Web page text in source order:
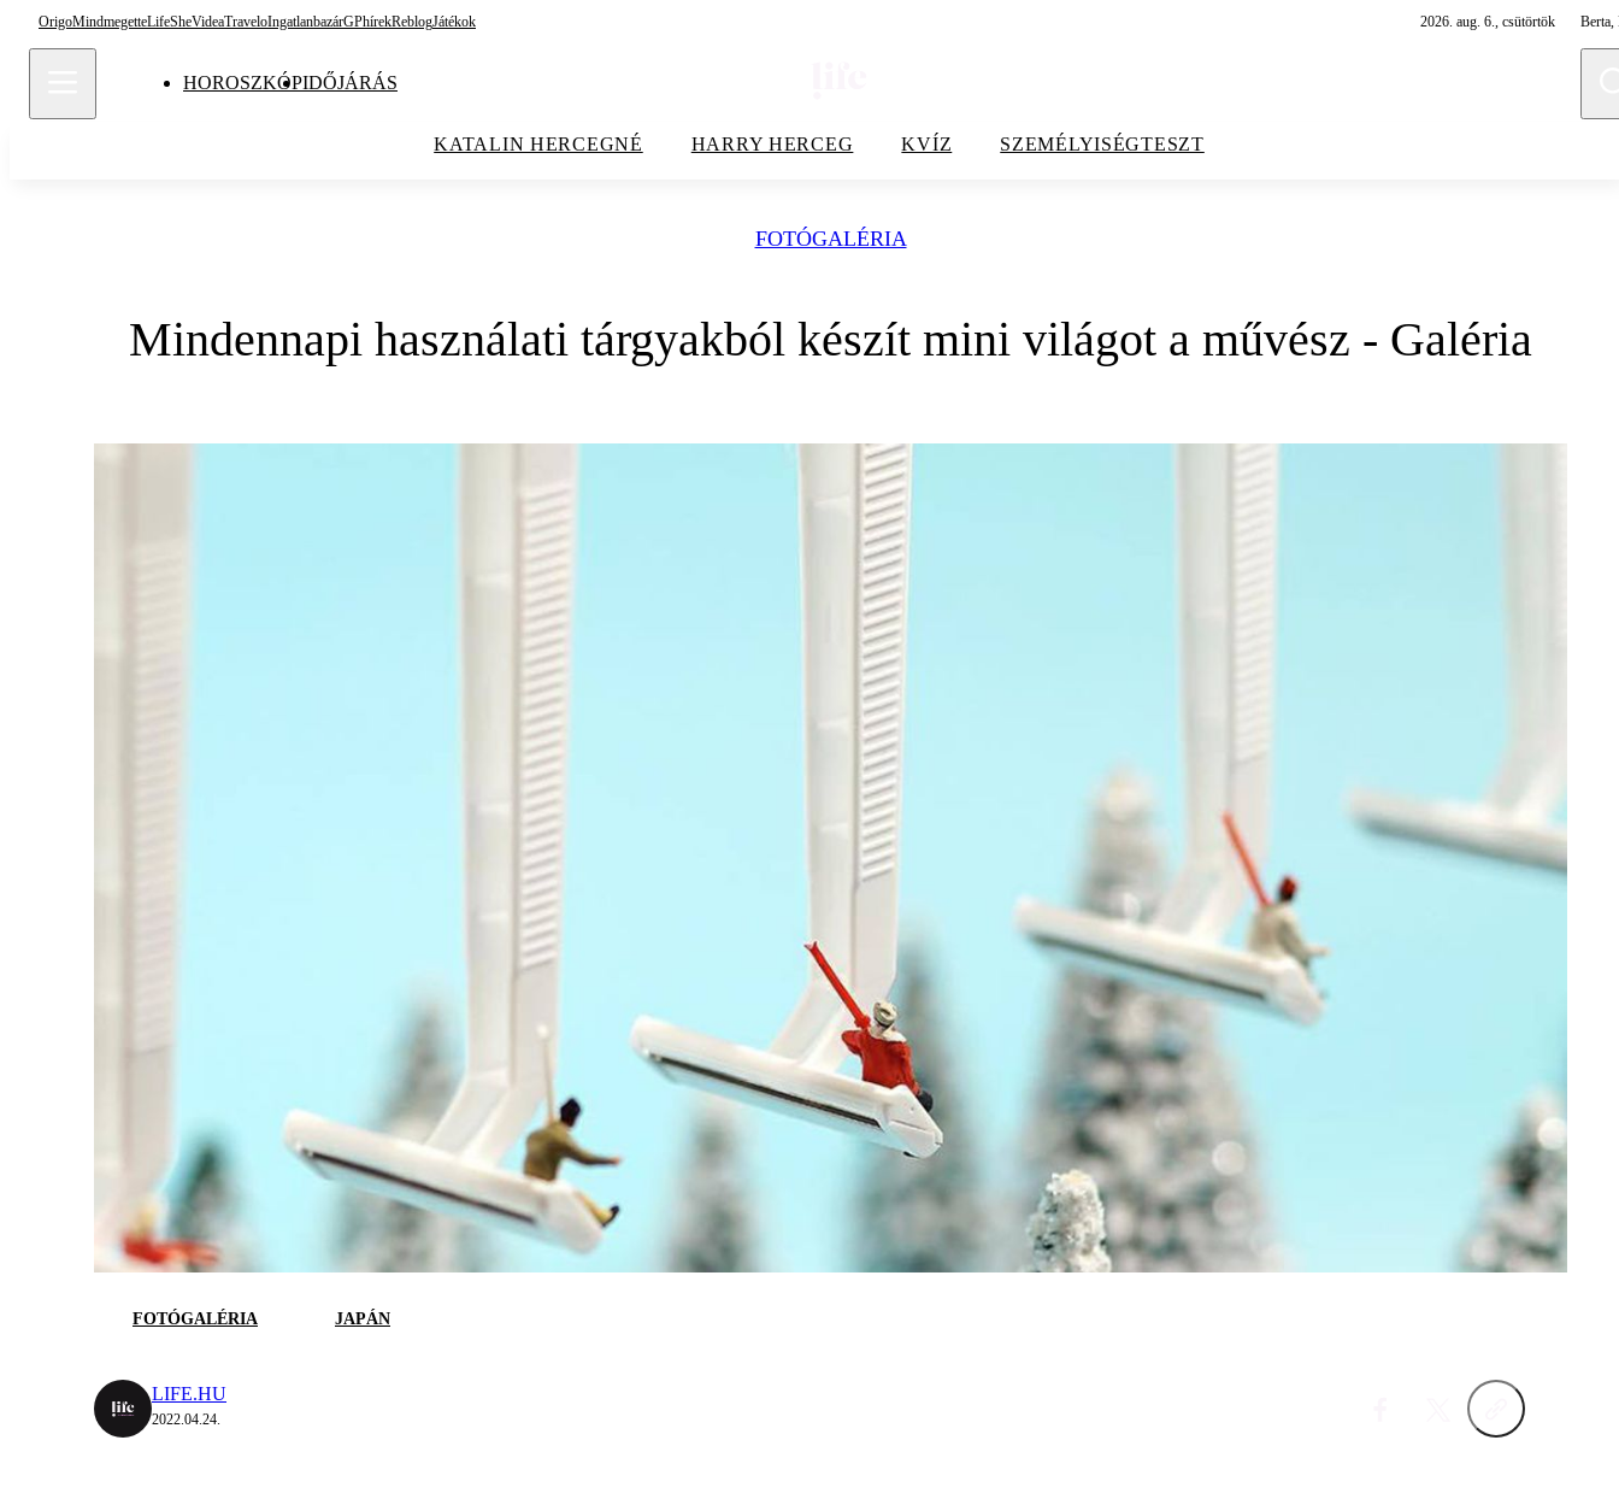
OrigoMindmegetteLifeSheVideaTraveloIngatlanbazárGPhírekReblogJátékok 2026. aug. 6., csütörtök Berta,
HOROSZKÓPIDŐJÁRÁS
KATALIN HERCEGNÉ HARRY HERCEG KVÍZ SZEMÉLYISÉGTESZT
FOTÓGALÉRIA
Mindennapi használati tárgyakból készít mini világot a művész - Galéria
FOTÓGALÉRIA JAPÁN
LIFE.HU
2022.04.24.